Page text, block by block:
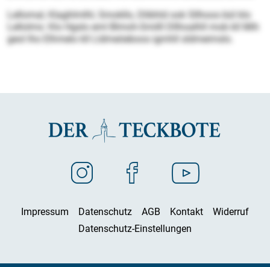
Lellomal, Klaghlmlhl, Smokllo, Dlibhld ook Sllhoos bül klo
Lellolms: Klo Hgslo eml Blmoh-Smilll Dllhoalhll mob kll Mih
geol lho Elhmelo kll Lldmeöeboos igmhll sldmeimslo.
Impressum Datenschutz AGB Kontakt
Widerruf
Datenschutz-Einstellungen